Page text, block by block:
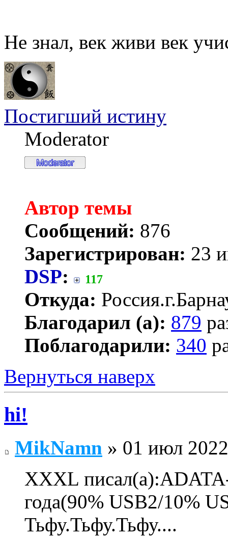
Не знал, век живи век
Постигший истину
Moderator
Автор темы
Сообщений: 876
Зарегистрирован: 23
DSP: 117
Откуда:
Благодарил (а): 879
Поблагодарили: 340
Вернуться наверх
hi!
MikNamn » 01 июл
XXXL
года(90% USB2/10%
Тьфу.Тьфу.Тьфу....